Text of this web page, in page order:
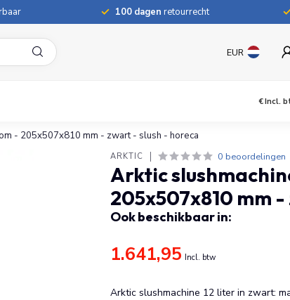
100 dagen retourrecht
EUR
€Incl.
- 205x507x810 mm - zwart - slush - horeca
ARKTIC 0 beoordelingen
Arktic
205x507x810 mm
Ook beschikbaar in:
1.641,95 Incl. btw
Arktic slushmachine 12 liter in zwart: